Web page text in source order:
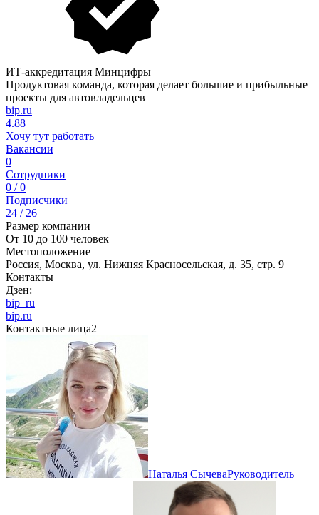
ИТ-аккредитация Минцифры
Продуктовая команда, которая делает большие и прибыльные
проекты для автовладельцев
bip.ru
4.88
Хочу тут работать
Вакансии
0
Сотрудники
0 / 0
Подписчики
24 / 26
Размер компании
От 10 до 100 человек
Местоположение
Россия, Москва, ул. Нижняя Красносельская, д. 35, стр. 9
Контакты
Дзен:
bip_ru
bip.ru
Контактные лица2
Наталья СычеваРуководитель